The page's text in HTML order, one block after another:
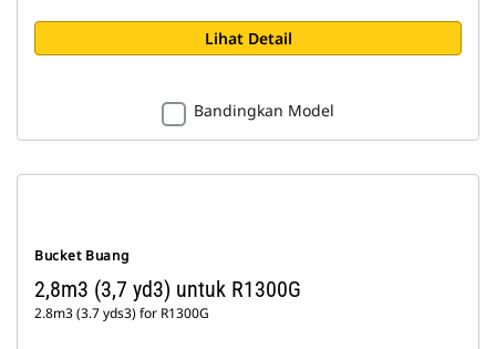
Lihat Detail
Bandingkan Model
Bucket Buang
2,8m3 (3,7 yd3) untuk R1300G
2.8m3 (3.7 yds3) for R1300G